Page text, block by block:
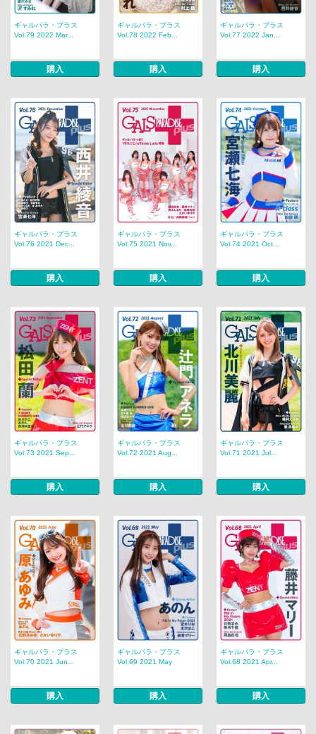
ギャルパラ・プラス
Vol.79 2022 Mar...
購入
ギャルパラ・プラス
Vol.78 2022 Feb...
購入
ギャルパラ・プラス
Vol.77 2022 Jan...
購入
ギャルパラ・プラス
Vol.76 2021 Dec...
購入
ギャルパラ・プラス
Vol.75 2021 Nov...
購入
ギャルパラ・プラス
Vol.74 2021 Oct...
購入
ギャルパラ・プラス
Vol.73 2021 Sep...
購入
ギャルパラ・プラス
Vol.72 2021 Aug...
購入
ギャルパラ・プラス
Vol.71 2021 Jul...
購入
ギャルパラ・プラス
Vol.70 2021 Jun...
購入
ギャルパラ・プラス
Vol.69 2021 May
購入
ギャルパラ・プラス
Vol.68 2021 Apr...
購入